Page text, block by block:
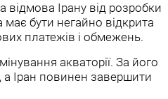
Ірану від розробки
має бути негайно відкрита
платежів і обмежень.
акваторії. За його
Іран повинен завершити